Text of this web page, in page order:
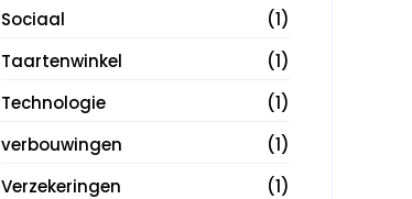
Sociaal
(1)
Taartenwinkel
(1)
Technologie
(1)
verbouwingen
(1)
Verzekeringen
(1)